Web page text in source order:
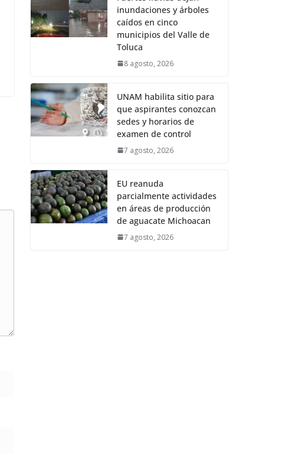
inundaciones y árboles
caídos en cinco
municipios del Valle de
Toluca
8 agosto, 2026
UNAM habilita sitio para
que aspirantes conozcan
sedes y horarios de
examen de control
7 agosto, 2026
EU reanuda
parcialmente actividades
en áreas de producción
de aguacate Michoacan
7 agosto, 2026